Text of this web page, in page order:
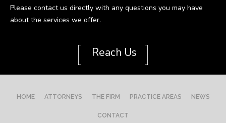
Please contact us directly with any questions you may have
about the services we offer.
[ Reach Us ]
HOME ATTORNEYS THE FIRM PRACTICE AREAS NEWS
CONTACT